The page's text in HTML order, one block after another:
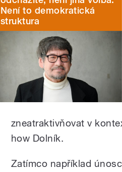
Není to demokratická
struktura
zneatraktivňovat v
how Dolník.
Zatímco například